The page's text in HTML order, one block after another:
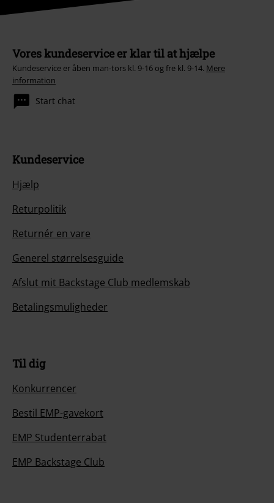
Vores kundeservice er klar til at hjælpe
Kundeservice er åben man-tors kl. 9-16 og fre kl. 9-14. Mere
information
Start chat
Kundeservice
Hjælp
Returpolitik
Returnér en vare
Generel størrelsesguide
Afslut mit Backstage Club medlemskab
Betalingsmuligheder
Til dig
Konkurrencer
Bestil EMP-gavekort
EMP Studenterrabat
EMP Backstage Club